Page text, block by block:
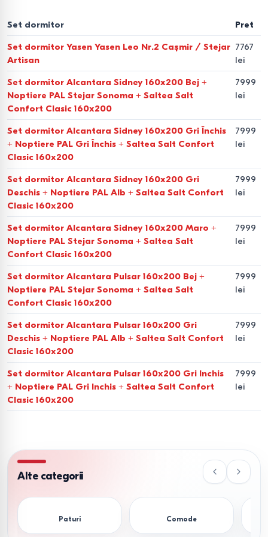
(piele eco, velur). Dimensiuni populare: 160x200 cm,
140x200 cm și 180x200 cm.
Sistemele de depozitare. Dulapuri-cupe încăpătoare,
dulapuri de colț, comode și noptiere.
Module suplimentare.Mese de toaletă cu oglinzi, pufuri
și rafturi de perete pentru decor.
Aspecte tehnice — materiale
și calitate
Confortetc.), bazându-ne pe calitatea materialelor
utilizate:
PAL.O alegere practică și accesibilă pentru majoritatea
seturilor de dormitor.
MDF.Rezistență ridicată la uzură și umiditate, oferind
posibilitatea de frezare a formelor complexe.
care apreciază durabilitatea și ecologia.
Finisaje.Învelișuri mate și lucioase, nuanțe populare
De ce să alegeți achiziția unui
dormitor la Bigshop.md?
Atunci când aleg locul pentru cumpărarea mobilierului în
încredere în noi datorită transparenței condițiilor:
Set dormitor Pret
Set dormitor Yasen Yasen Leo Nr.2 Cașmir / Stejar
Artisan
7767
lei
Set dormitor Alcantara Sidney 160x200 Bej +
Noptiere PAL Stejar Sonoma + Saltea Salt
Confort Clasic 160x200
7999
lei
Set dormitor Alcantara Sidney 160x200 Gri Închis
+ Noptiere PAL Gri Închis + Saltea Salt Confort
Clasic 160x200
7999
lei
Set dormitor Alcantara Sidney 160x200 Gri
Deschis + Noptiere PAL Alb + Saltea Salt Confort
Clasic 160x200
7999
lei
Set dormitor Alcantara Sidney 160x200 Maro +
Noptiere PAL Stejar Sonoma + Saltea Salt
Confort Clasic 160x200
7999
lei
Set dormitor Alcantara Pulsar 160x200 Bej +
Noptiere PAL Stejar Sonoma + Saltea Salt
Confort Clasic 160x200
7999
lei
Set dormitor Alcantara Pulsar 160x200 Gri
Deschis + Noptiere PAL Alb + Saltea Salt Confort
Clasic 160x200
7999
lei
Set dormitor Alcantara Pulsar 160x200 Gri Inchis
+ Noptiere PAL Gri Inchis + Saltea Salt Confort
Clasic 160x200
7999
lei
Alte categorii
Paturi Comode